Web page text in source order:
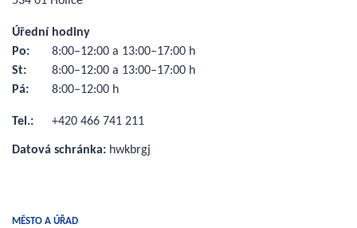
MĚSTO A ÚŘAD
Úřední hodiny
Po:
8:00–12:00 a 13:00–17:00 h
St:
8:00–12:00 a 13:00–17:00 h
Pá:
8:00–12:00 h
Tel.: +420 466 741 211
Datová schránka: hwkbrgj